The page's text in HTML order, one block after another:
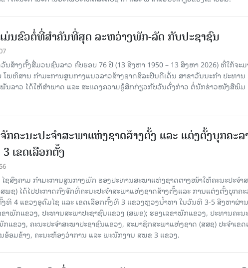
ນຂົວຕໍ່ທີ່ສໍາຄັນທີ່ສຸດ ລະຫວ່າງພັກ-ລັດ ກັບປະຊາຊົນ
ນສ້າງຕັ້ງສື່ມວນຊົນລາວ ຄົບຮອບ 76 ປີ (13 ສິງຫາ 1950 – 13 ສິງຫາ 2026) ທີ່ໃກ້ຈະມ
ພທິສານ ກໍາມະການສູນກາງແນວລາວສ້າງຊາດສິລະປິນດີເດັ່ນ ສາຂາວັນນະກໍາ ປະທານ
ນລາວ ໄດ້ໃຫ້ສໍາພາດ ແລະ ສະແດງຄວາມຮູ້ສຶກກ່ຽວກັບວັນດັ່ງກ່າວ ຕໍ່ນັກຂ່າວໜັງສືພິມ
ກຄະນະປະຈໍາສະພາແຫ່ງຊາດສ້າງຕັ້ງ ແລະ ແຕ່ງຕັ້ງບຸກຄະລ
ເຂດເລືອກຕັ້ງ
ຊສົງຄາມ ກຳມະການສູນກາງພັກ ຮອງປະທານສະພາແຫ່ງຊາດຕາງໜ້າໃຫ້ຄະນະປະຈໍາ
ພຊ) ໄດ້ໄປປະກາດກົງຈັກທີ່ຄະນະປະຈໍາສະພາແຫ່ງຊາດສ້າງຕັ້ງແລະ ການແຕ່ງຕັ້ງບຸກຄະ
ທີ 4 ແຂວງອຸດົມໄຊ ແລະ ເຂດເລືອກຕັ້ງທີ 3 ແຂວງຫຼວງນ້ຳທາ ໃນວັນທີ 3-5 ສິງຫາຜ່າ
າພັກແຂວງ, ປະທານສະພາປະຊາຊົນແຂວງ (ສພຂ); ຮອງເລຂາພັກແຂວງ, ປະທານຄະນ
ແຂວງ, ຄະນະປະຈໍາສະພາປະຊາຊົນແຂວງ, ສະມາຊິກສະພາແຫ່ງຊາດ (ສສຊ) ປະຈໍາເຂດ
ອມຂ້າງ, ຄະນະຫ້ອງວ່າການ ແລະ ພະນັກງານ ສພຂ 3 ແຂວງ.